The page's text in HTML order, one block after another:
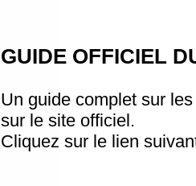
GUIDE OFFICIEL
Un guide complet sur
sur le site officiel.
Cliquez sur le lien